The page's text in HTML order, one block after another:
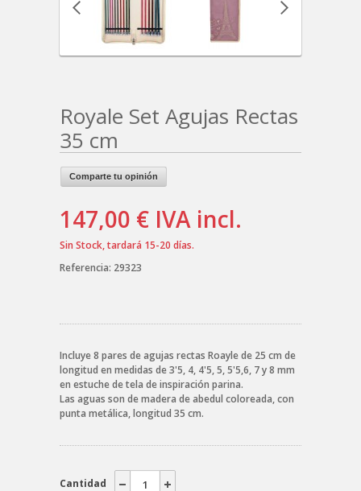
Royale Set Agujas Rectas
35 cm
Comparte tu opinión
147,00 € IVA incl.
Sin Stock, tardará 15-20 días.
Referencia: 29323
Incluye 8 pares de agujas rectas Roayle de 25 cm de
longitud en medidas de 3'5, 4, 4'5, 5, 5'5,6, 7 y 8 mm
en estuche de tela de inspiración parina.
Las aguas son de madera de abedul coloreada, con
punta metálica, longitud 35 cm.
Cantidad